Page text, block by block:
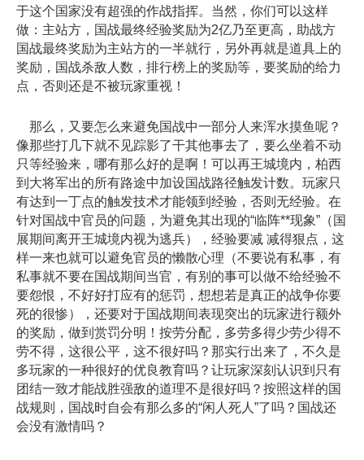
于这个国家没有超强的作战指挥。当然，你们可以这样
做：主站方，国战最终经验奖励为2亿乃至更高，助战方
国战最终奖励为主站方的一半就行，另外再就是道具上的
奖励，国战杀敌人数，排行榜上的奖励等，要奖励的给力
点，否则还是不被玩家重视！
那么，又要怎么来避免国战中一部分人来浑水摸鱼呢？
像那些打几下就不见踪影了干其他事去了，要么坐着不动
只等经验来，哪有那么好的是啊！可以再王城境内，柏西
到大将军出的所有路途中加设国战路径触发计数。玩家只
有达到一丁点的触发技术才能领到经验，否则无经验。在
针对国战中官员的问题，为避免其出现的“临阵**现象”（国
展期间离开王城境内视为逃兵），经验要减 减得狠点，这
样一来也就可以避免官员的懒散心理（不要说有私事，有
私事就不要在国战期间当官，有别的事可以做不给经验不
要怨恨，不好好打应有的惩罚，想想若是真正的战争你要
死的很惨），还要对于国战期间表现突出的玩家进行额外
的奖励，做到赏罚分明！按劳分配，多劳多得少劳少得不
劳不得，这很公平，这不很好吗？那实行出来了，不久是
多玩家的一种很好的优良教育吗？让玩家深刻认识到只有
团结一致才能战胜强敌的道理不是很好吗？按照这样的国
战规则，国战时自会有那么多的“闲人死人”了吗？国战还
会没有激情吗？